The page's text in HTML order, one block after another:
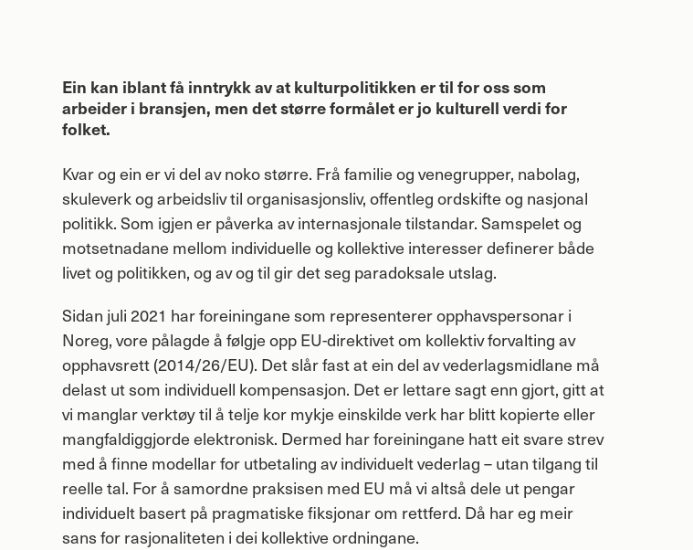
Ein kan iblant få inntrykk av at kulturpolitikken er til for oss som
arbeider i bransjen, men det større formålet er jo kulturell verdi for
folket.
Kvar og ein er vi del av noko større. Frå familie og venegrupper, nabolag,
skuleverk og arbeidsliv til organisasjonsliv, offentleg ordskifte og nasjonal
politikk. Som igjen er påverka av internasjonale tilstandar. Samspelet og
motsetnadane mellom individuelle og kollektive interesser definerer både
livet og politikken, og av og til gir det seg paradoksale utslag.
Sidan juli 2021 har foreiningane som representerer opphavspersonar i
Noreg, vore pålagde å følgje opp EU-direktivet om kollektiv forvalting av
opphavsrett (2014/26/EU). Det slår fast at ein del av vederlagsmidlane må
delast ut som individuell kompensasjon. Det er lettare sagt enn gjort, gitt at
vi manglar verktøy til å telje kor mykje einskilde verk har blitt kopierte eller
mangfaldiggjorde elektronisk. Dermed har foreiningane hatt eit svare strev
med å finne modellar for utbetaling av individuelt vederlag – utan tilgang til
reelle tal. For å samordne praksisen med EU må vi altså dele ut pengar
individuelt basert på pragmatiske fiksjonar om rettferd. Då har eg meir
sans for rasjonaliteten i dei kollektive ordningane.